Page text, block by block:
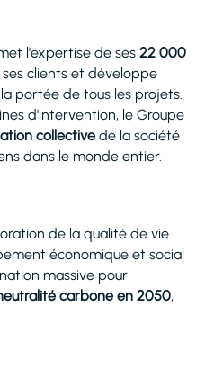
l'expertise de ses 22 000
clients et développe
portée de tous les projets.
d'intervention, le Groupe
collective de la société
dans le monde entier.
de la qualité de vie
économique et social
massive pour
carbone en 2050,